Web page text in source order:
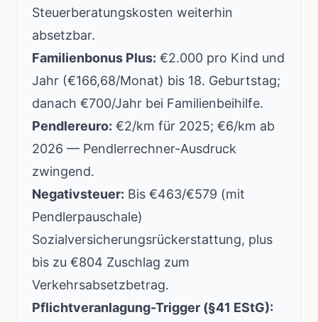
Steuerberatungskosten weiterhin
absetzbar.
Familienbonus Plus: €2.000 pro Kind und
Jahr (€166,68/Monat) bis 18. Geburtstag;
danach €700/Jahr bei Familienbeihilfe.
Pendlereuro: €2/km für 2025; €6/km ab
2026 — Pendlerrechner-Ausdruck
zwingend.
Negativsteuer: Bis €463/€579 (mit
Pendlerpauschale)
Sozialversicherungsrückerstattung, plus
bis zu €804 Zuschlag zum
Verkehrsabsetzbetrag.
Pflichtveranlagung-Trigger (§41 EStG):